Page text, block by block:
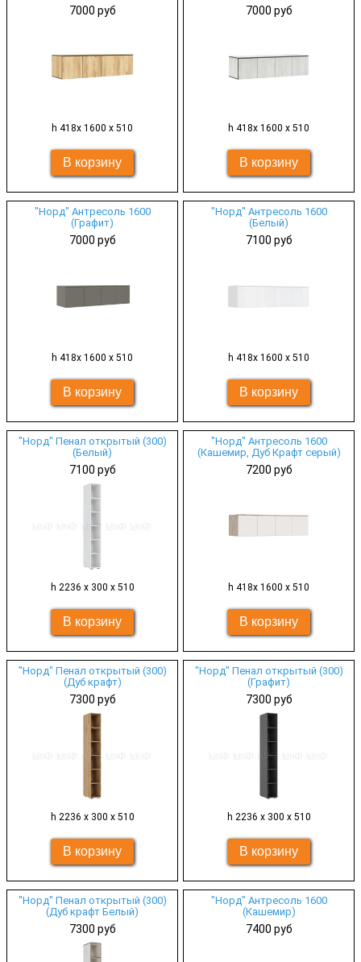
7000 руб
h 418х 1600 х 510
7000 руб
h 418х 1600 х 510
"Норд" Антресоль 1600
(Графит)
7000 руб
h 418х 1600 х 510
"Норд" Антресоль 1600
(Белый)
7100 руб
h 418х 1600 х 510
"Норд" Пенал открытый (300)
(Белый)
7100 руб
h 2236 х 300 х 510
"Норд" Антресоль 1600
(Кашемир, Дуб Крафт серый)
7200 руб
h 418х 1600 х 510
"Норд" Пенал открытый (300)
(Дуб крафт)
7300 руб
h 2236 х 300 х 510
"Норд" Пенал открытый (300)
(Графит)
7300 руб
h 2236 х 300 х 510
"Норд" Пенал открытый (300)
(Дуб крафт Белый)
7300 руб
"Норд" Антресоль 1600
(Кашемир)
7400 руб